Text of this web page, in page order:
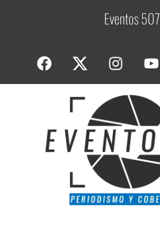
Eventos 507C